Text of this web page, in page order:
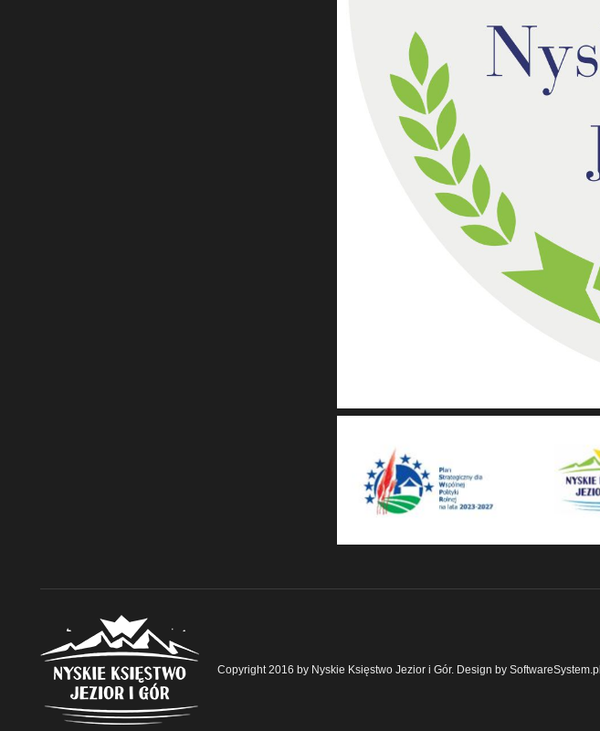
Copyright 2016 by Nyskie Księstwo Jezior i Gór. Design by SoftwareSystem.pl